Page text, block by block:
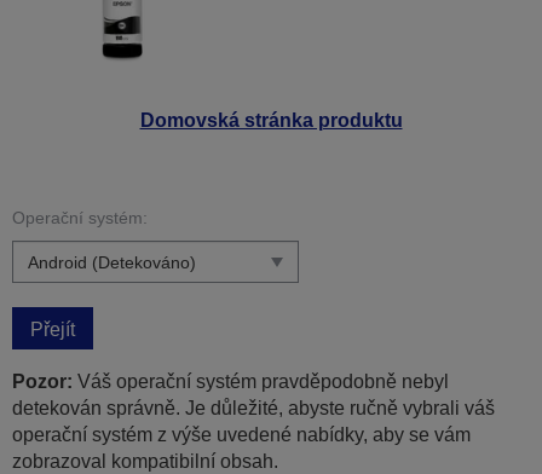
Domovská stránka produktu
Operační systém:
Přejít
Pozor: Váš operační systém pravděpodobně nebyl
detekován správně. Je důležité, abyste ručně vybrali váš
operační systém z výše uvedené nabídky, aby se vám
zobrazoval kompatibilní obsah.